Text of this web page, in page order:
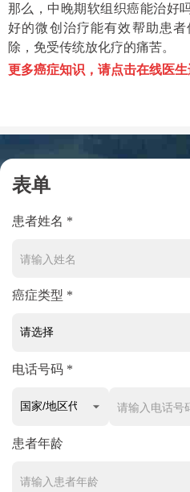
那么，中晚期软组织癌能治好
好的微创治疗能有效帮助患
除，免受传统放化疗的痛苦。
更多癌症知识，请点击在线医
表单
患者姓名 *
癌症类型 *
电话号码 *
患者年龄